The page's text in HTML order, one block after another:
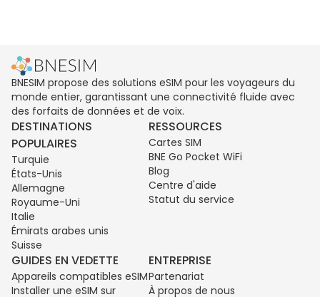
BNESIM propose des solutions eSIM pour les voyageurs du
monde entier, garantissant une connectivité fluide avec
des forfaits de données et de voix.
DESTINATIONS
POPULAIRES
Turquie
États-Unis
Allemagne
Royaume-Uni
Italie
Émirats arabes unis
Suisse
RESSOURCES
Cartes SIM
BNE Go Pocket WiFi
Blog
Centre d'aide
Statut du service
GUIDES EN VEDETTE
Appareils compatibles eSIM
Installer une eSIM sur
ENTREPRISE
Partenariat
À propos de nous